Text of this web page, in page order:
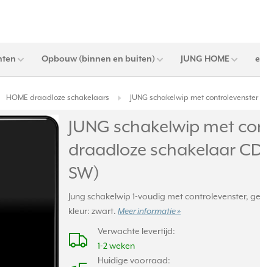
Opbouw (binnen en buiten) JUNG HOME
HOME draadloze schakelaars JUNG schakelwip met
JUNG schakelwip met
draadloze schakelaar
SW)
Jung schakelwip 1-voudig met controlevenster,
kleur: zwart.Meer informatie »
Verwachte levertijd:
1-2 weken
Huidige voorraad: